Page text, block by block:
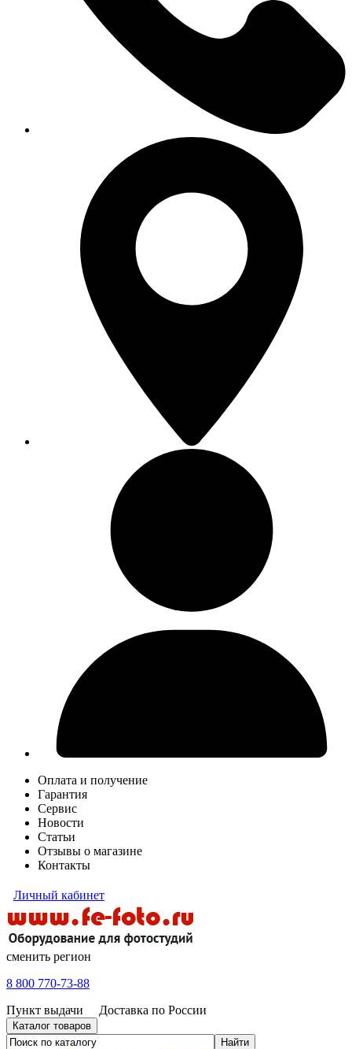
Оплата и получение
Гарантия
Сервис
Новости
Статьи
Отзывы о магазине
Контакты
Личный кабинет
сменить регион
8 800 770-73-88
Пункт выдачи
Доставка по России
Каталог товаров